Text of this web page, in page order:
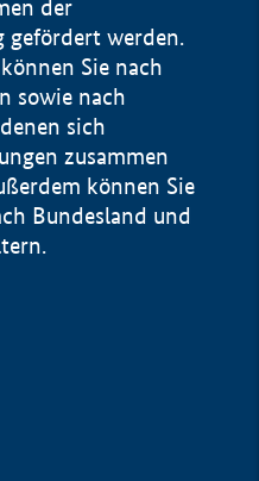
der
gefördert werden.
Sie nach
sowie nach
sich
zusammen
können Sie
Bundesland und